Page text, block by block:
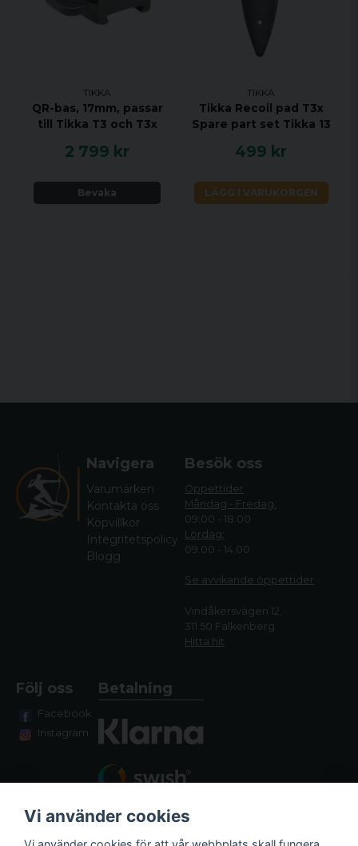
TIKKA
QR-bas, 17mm, passar
till Tikka T3 och T3x
2 799 kr
Bevaka
TIKKA
Tikka Recoil pad T3x
Spare part set Tikka 13
499 kr
LÄGG I VARUKORGEN
Navigera
Varumärken
Kontakta oss
Köpvillkor
Integritetspolicy
Blogg
Besök oss
Öppettider
Måndag - Fredag:
09.00 - 18.00
Lördag:
09.00 - 14.00
Se avvikande öppettider
Vindåkersvägen 12,
311 50 Falkenberg
Hitta hit
Följ oss
Facebook
Instagram
Betalning
Vi använder cookies